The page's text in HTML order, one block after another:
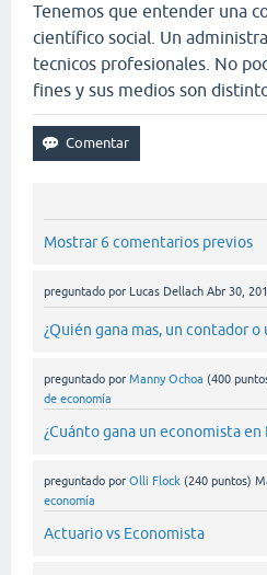
Tenemos que entender una
científico social. Un
tecnicos profesionales. No
fines y sus medios son
Mostrar 6 comentarios previos
preguntado por Lucas Dellach Abr 30,
¿Quién gana mas, un contador
preguntado por Manny Ochoa (400
de economía
¿Cuánto gana un economista en
preguntado por Olli Flock (240 puntos)
economía
Actuario vs Economista